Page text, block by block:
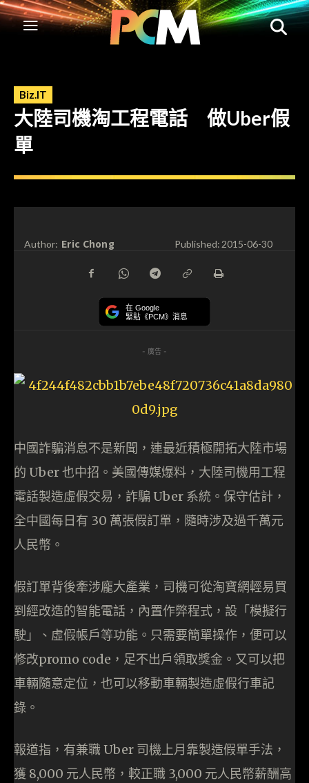
Biz.IT
大陸司機淘工程電話 做Uber假
單
Author: Eric Chong Published:2015-06-30
在 Google
緊貼《PCM》消息
- 廣告 -
中國詐騙消息不是新聞，連最近積極開拓大陸市場
的 Uber 也中招。美國傳媒爆料，大陸司機用工程
電話製造虛假交易，詐騙 Uber 系統。保守估計，
全中國每日有 30 萬張假訂單，隨時涉及過千萬元
人民幣。
假訂單背後牽涉龐大產業，司機可從淘寶網輕易買
到經改造的智能電話，內置作弊程式，設「模擬行
駛」、虛假帳戶等功能。只需要簡單操作，便可以
修改promo code，足不出戶領取獎金。又可以把
車輛隨意定位，也可以移動車輛製造虛假行車記
錄。
報道指，有兼職 Uber 司機上月靠製造假單手法，
獲 8,000 元人民幣，較正職 3,000 元人民幣薪酬高